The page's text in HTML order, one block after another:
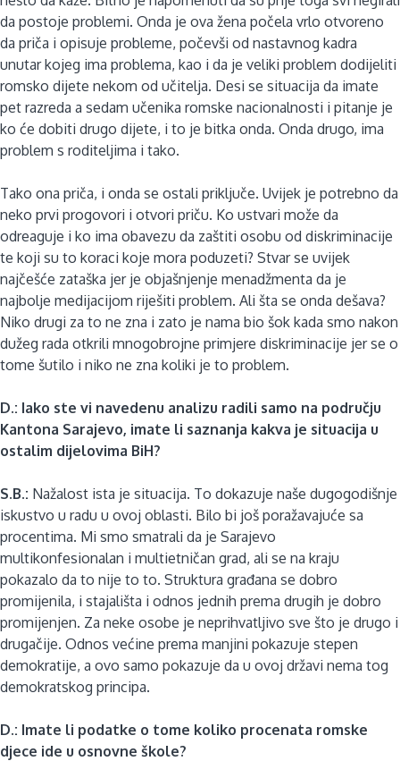
da postoje problemi. Onda je ova žena počela vrlo otvoreno
da priča i opisuje probleme, počevši od nastavnog kadra
unutar kojeg ima problema, kao i da je veliki problem dodijeliti
romsko dijete nekom od učitelja. Desi se situacija da imate
pet razreda a sedam učenika romske nacionalnosti i pitanje je
ko će dobiti drugo dijete, i to je bitka onda. Onda drugo, ima
problem s roditeljima i tako.
Tako ona priča, i onda se ostali priključe. Uvijek je potrebno da
neko prvi progovori i otvori priču. Ko ustvari može da
odreaguje i ko ima obavezu da zaštiti osobu od diskriminacije
te koji su to koraci koje mora poduzeti? Stvar se uvijek
najčešće zataška jer je objašnjenje menadžmenta da je
najbolje medijacijom riješiti problem. Ali šta se onda dešava?
Niko drugi za to ne zna i zato je nama bio šok kada smo nakon
dužeg rada otkrili mnogobrojne primjere diskriminacije jer se o
tome šutilo i niko ne zna koliki je to problem.
D.: Iako ste vi navedenu analizu radili samo na području
Kantona Sarajevo, imate li saznanja kakva je situacija u
ostalim dijelovima BiH?
S.B.: Nažalost ista je situacija. To dokazuje naše dugogodišnje
iskustvo u radu u ovoj oblasti. Bilo bi još poražavajuće sa
procentima. Mi smo smatrali da je Sarajevo
multikonfesionalan i multietničan grad, ali se na kraju
pokazalo da to nije to to. Struktura građana se dobro
promijenila, i stajališta i odnos jednih prema drugih je dobro
promijenjen. Za neke osobe je neprihvatljivo sve što je drugo i
drugačije. Odnos većine prema manjini pokazuje stepen
demokratije, a ovo samo pokazuje da u ovoj državi nema tog
demokratskog principa.
D.: Imate li podatke o tome koliko procenata romske
djece ide u osnovne škole?